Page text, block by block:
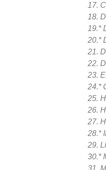
17.
18.
19.*
20.*
21.
22.
23.
24.*
25.
26.
27.
28.*
29.
30.*
31.